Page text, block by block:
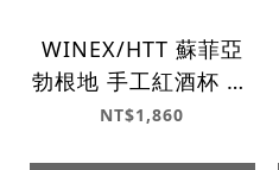
WINEX/HTT 蘇菲亞
勃根地 手工紅酒杯 68
0ml
NT$1,860